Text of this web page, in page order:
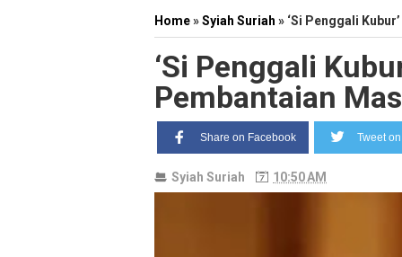
Home»Syiah Suriah » ‘Si Penggali
‘Si Penggali
Pembantaian
Share on Facebook Tweet
Syiah Suriah 10:50 AM